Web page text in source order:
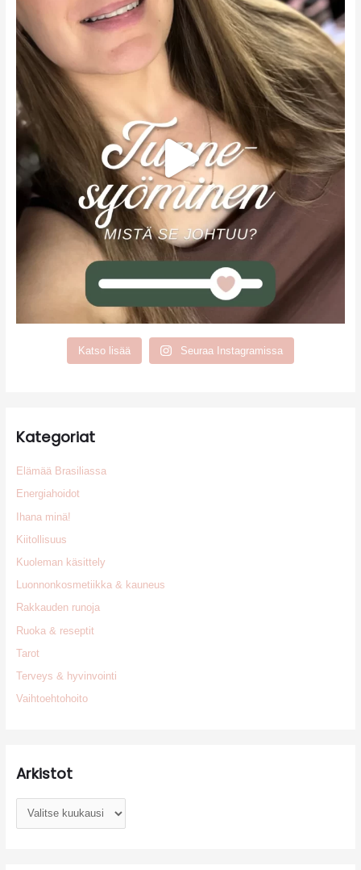
Katso lisää Seuraa Instagramissa
Kategoriat
Elämää Brasiliassa
Energiahoidot
Ihana minä!
Kiitollisuus
Kuoleman käsittely
Luonnonkosmetiikka & kauneus
Rakkauden runoja
Ruoka & reseptit
Tarot
Terveys & hyvinvointi
Vaihtoehtohoito
Arkistot
r